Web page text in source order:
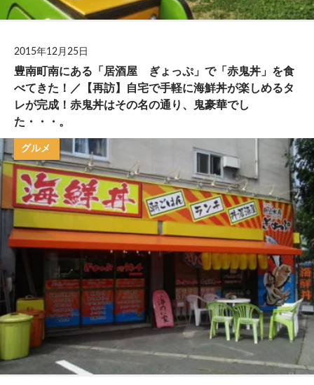
2015年12月25日
豊南町南にある「居酒屋 ぎょっぷ」で「赤鬼丼」を食
べてきた！／【再訪】自宅で手軽に海鮮丼が楽しめるタ
レが完成！赤鬼丼はその名の通り、鬼豪華でし
た・・・。
グルメ